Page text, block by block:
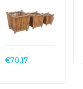
nylon
voering
Quick
€70,17